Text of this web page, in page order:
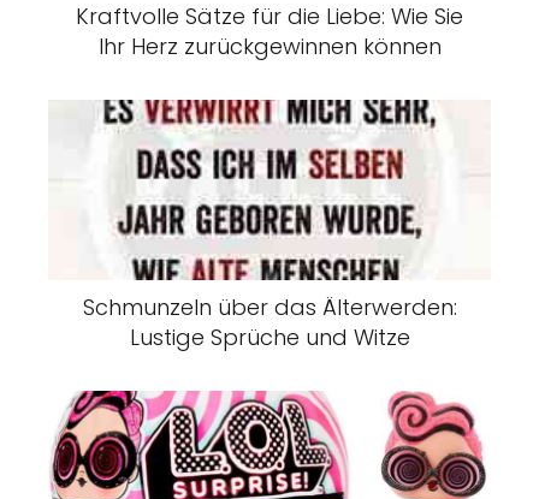
Kraftvolle Sätze für die Liebe: Wie Sie
Ihr Herz zurückgewinnen können
Schmunzeln über das Älterwerden:
Lustige Sprüche und Witze